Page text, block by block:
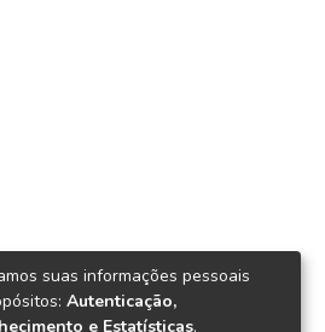
suas informações pessoais
Autenticação,
e Estatísticas.